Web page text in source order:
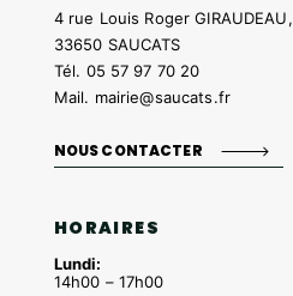
4 rue Louis Roger GIRAUDEAU,
33650 SAUCATS
Tél. 05 57 97 70 20
Mail. mairie@saucats.fr
NOUS CONTACTER
HORAIRES
Lundi:
14h00 – 17h00